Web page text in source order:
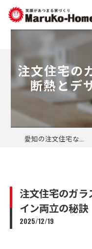
注文住宅の
断熱とデ
愛知の注文住宅なら株式会社マルコーホーム
注文住宅のガ
イン両立の秘訣
2025/12/19